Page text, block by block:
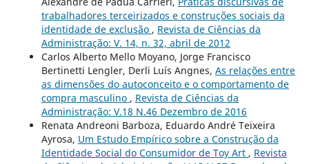
trabalhadores terceirizados e construções sociais da
identidade de exclusão , Revista de Ciências da
Administração: V. 14, n. 32, abril de 2012
Carlos Alberto Mello Moyano, Jorge Francisco
Bertinetti Lengler, Derli Luís Angnes, As relações entre
as dimensões do autoconceito e o comportamento de
compra masculino , Revista de Ciências da
Administração: V.18 N.46 Dezembro de 2016
Renata Andreoni Barboza, Eduardo André Teixeira
Ayrosa, Um Estudo Empírico sobre a Construção da
Identidade Social do Consumidor de Toy Art , Revista